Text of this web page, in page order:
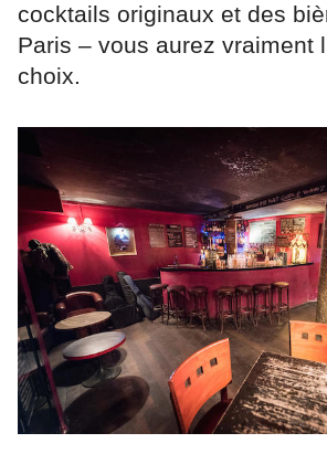
cocktails originaux et des
Paris – vous aurez vraiment
choix.